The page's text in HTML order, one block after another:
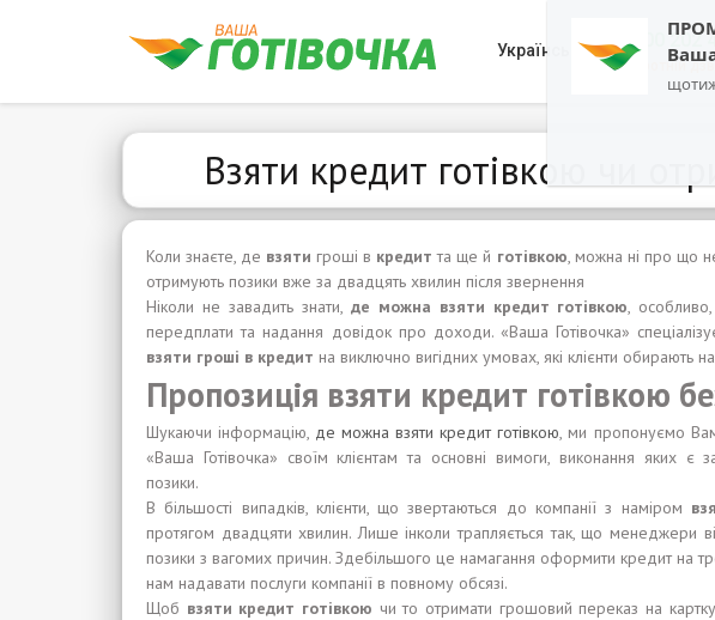
Українська 0800 202
Зворотній
Взяти кредит готівкою чи
Коли знаєте, де взяти гроші в кредит та ще й готівкою, можна ні про що
отримують позики вже за двадцять хвилин після звернення
Ніколи не завадить знати, де можна взяти кредит готівкою,
передплати та надання довідок про доходи. «Ваша Готівочка»
взяти гроші в кредит на виключно вигідних умовах, які клієнти обирають
Пропозиція взяти кредит готівкою
Шукаючи інформацію, де можна взяти кредит готівкою, ми пропонуємо
«Ваша Готівочка» своїм клієнтам та основні вимоги, виконання яких
позики.
В більшості випадків, клієнти, що звертаються до компанії з наміром
протягом двадцяти хвилин. Лише інколи трапляється так, що менеджери
позики з вагомих причин. Здебільшого це намагання оформити кредит на
нам надавати послуги компанії в повному обсязі.
Щоб взяти кредит готівкою чи то отримати грошовий переказ на